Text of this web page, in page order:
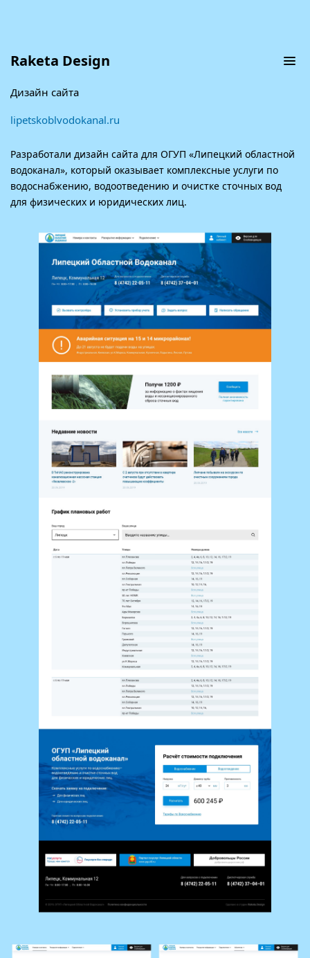
Raketa Design
Липецкоблводоканал
Дизайн сайта
lipetskoblvodokanal.ru
Разработали дизайн сайта для ОГУП «Липецкий областной
водоканал», который оказывает комплексные услуги по
водоснабжению, водоотведению и очистке сточных вод
для физических и юридических лиц.